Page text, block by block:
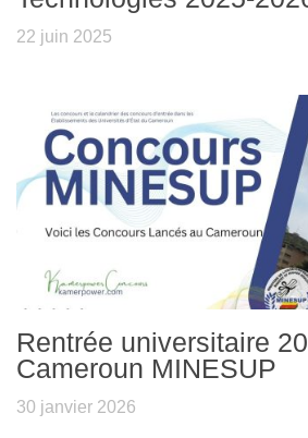
22 juin 2025
Rentrée universitaire
Cameroun MINESUP
30 janvier 2026